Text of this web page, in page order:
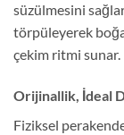
süzülmesini
törpüleyerek
çekim ritmi sunar.
Orijinallik, İdeal
Fiziksel